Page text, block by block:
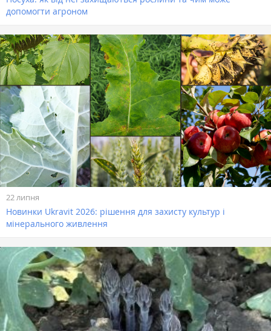
допомогти агроном
22 липня
Новинки Ukravit 2026: рішення для захисту культур і
мінерального живлення